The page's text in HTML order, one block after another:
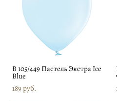
В 105/449 Пастель Экстра Ice
Blue
189 pуб.